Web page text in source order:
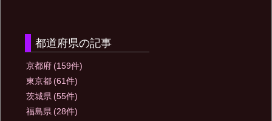
都道府県の記事
京都府 (159件)
東京都 (61件)
茨城県 (55件)
福島県 (28件)